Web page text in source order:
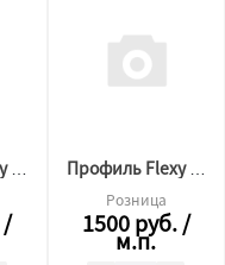
Профиль Flexy BORZZ KARNIZ ONE (2м) Белый
/
Профиль Flexy BORZZ KARNIZ ONE (2м) Чёрный
Розница
1500руб./
м.п.